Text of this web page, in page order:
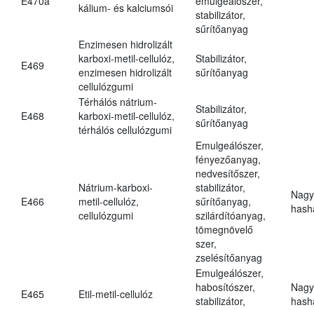
kálium- és kalciumsói
stabilizátor,
sűrítőanyag
E469
Enzimesen hidrolizált
karboxi-metil-cellulóz,
enzimesen hidrolizált
cellulózgumi
Stabilizátor,
sűrítőanyag
E468
Térhálós nátrium-
karboxi-metil-cellulóz,
térhálós cellulózgumi
Stabilizátor,
sűrítőanyag
E466
Nátrium-karboxi-
metil-cellulóz,
cellulózgumi
Emulgeálószer,
fényezőanyag,
nedvesítőszer,
stabilizátor,
sűrítőanyag,
szilárdítóanyag,
tömegnövelő
szer,
zselésítőanyag
E465 Etil-metil-cellulóz
Emulgeálószer,
habosítószer,
stabilizátor,